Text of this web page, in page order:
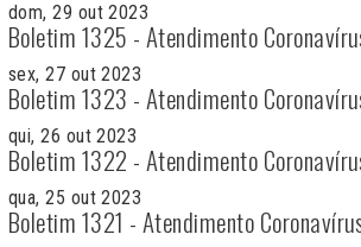
dom, 29 out 2023
Boletim 1325 - Atendimento
sex, 27 out 2023
Boletim 1323 - Atendimento
qui, 26 out 2023
Boletim 1322 - Atendimento
qua, 25 out 2023
Boletim 1321 - Atendimento